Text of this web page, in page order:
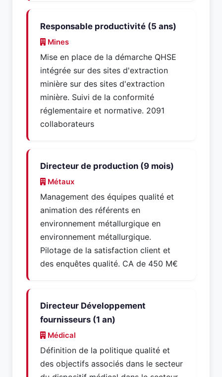
Responsable productivité (5 ans)
Mines
Mise en place de la démarche QHSE
intégrée sur des sites d'extraction
minière sur des sites d'extraction
minière. Suivi de la conformité
réglementaire et normative. 2091
collaborateurs
Directeur de production (9 mois)
Métaux
Management des équipes qualité et
animation des référents en
environnement métallurgique en
environnement métallurgique.
Pilotage de la satisfaction client et
des enquêtes qualité. CA de 450 M€
Directeur Développement
fournisseurs (1 an)
Médical
Définition de la politique qualité et
des objectifs associés dans le secteur